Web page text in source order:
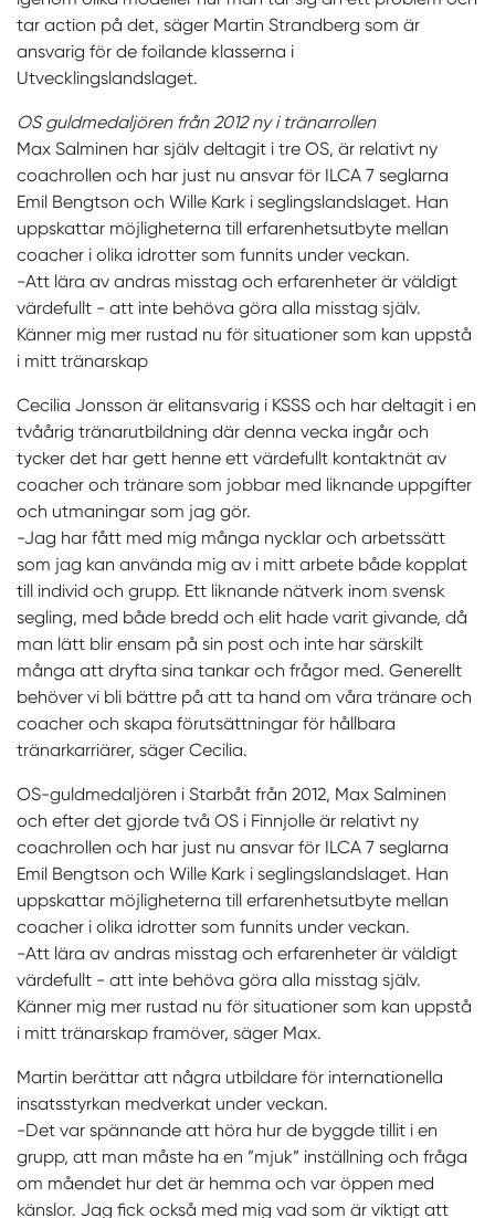
tar action på det, säger Martin Strandberg som är
ansvarig för de foilande klasserna i
Utvecklingslandslaget.
OS guldmedaljören från 2012 ny i tränarrollen
Max Salminen har själv deltagit i tre OS, är relativt ny
coachrollen och har just nu ansvar för ILCA 7 seglarna
Emil Bengtson och Wille Kark i seglingslandslaget. Han
uppskattar möjligheterna till erfarenhetsutbyte mellan
coacher i olika idrotter som funnits under veckan.
-Att lära av andras misstag och erfarenheter är väldigt
värdefullt - att inte behöva göra alla misstag själv.
Känner mig mer rustad nu för situationer som kan uppstå
i mitt tränarskap
Cecilia Jonsson är elitansvarig i KSSS och har deltagit i en
tvåårig tränarutbildning där denna vecka ingår och
tycker det har gett henne ett värdefullt kontaktnät av
coacher och tränare som jobbar med liknande uppgifter
och utmaningar som jag gör.
-Jag har fått med mig många nycklar och arbetssätt
som jag kan använda mig av i mitt arbete både kopplat
till individ och grupp. Ett liknande nätverk inom svensk
segling, med både bredd och elit hade varit givande, då
man lätt blir ensam på sin post och inte har särskilt
många att dryfta sina tankar och frågor med. Generellt
behöver vi bli bättre på att ta hand om våra tränare och
coacher och skapa förutsättningar för hållbara
tränarkarriärer, säger Cecilia.
OS-guldmedaljören i Starbåt från 2012, Max Salminen
och efter det gjorde två OS i Finnjolle är relativt ny
coachrollen och har just nu ansvar för ILCA 7 seglarna
Emil Bengtson och Wille Kark i seglingslandslaget. Han
uppskattar möjligheterna till erfarenhetsutbyte mellan
coacher i olika idrotter som funnits under veckan.
-Att lära av andras misstag och erfarenheter är väldigt
värdefullt - att inte behöva göra alla misstag själv.
Känner mig mer rustad nu för situationer som kan uppstå
i mitt tränarskap framöver, säger Max.
Martin berättar att några utbildare för internationella
insatsstyrkan medverkat under veckan.
-Det var spännande att höra hur de byggde tillit i en
grupp, att man måste ha en ”mjuk” inställning och fråga
om måendet hur det är hemma och var öppen med
känslor. Jag fick också med mig vad som är viktigt att